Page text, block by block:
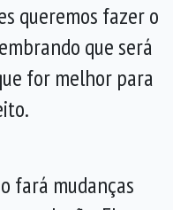
queremos fazer o
que será
for melhor para
fará mudanças